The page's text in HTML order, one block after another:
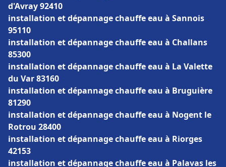
d'Avray 92410
installation et dépannage chauffe eau à Sannois
95110
installation et dépannage chauffe eau à Challans
85300
installation et dépannage chauffe eau à La Valette
du Var 83160
installation et dépannage chauffe eau à Bruguière
81290
installation et dépannage chauffe eau à Nogent le
Rotrou 28400
installation et dépannage chauffe eau à Riorges
42153
installation et dépannage chauffe eau à Palavas les